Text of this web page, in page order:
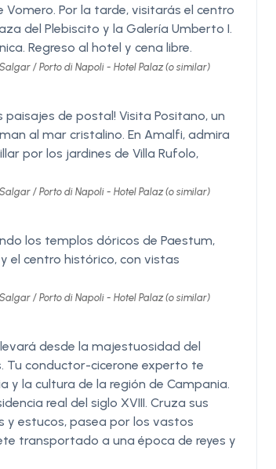
Vomero. Por la tarde, visitarás el centro
del Plebiscito y la Galería Umberto I.
Regreso al hotel y cena libre.
/ Porto di Napoli - Hotel Palaz (o similar)
de postal! Visita Positano, un
al mar cristalino. En Amalfi, admira
por los jardines de Villa Rufolo,
/ Porto di Napoli - Hotel Palaz (o similar)
los templos dóricos de Paestum,
el centro histórico, con vistas
/ Porto di Napoli - Hotel Palaz (o similar)
desde la majestuosidad del
Tu conductor-cicerone experto te
la cultura de la región de Campania.
real del siglo XVIII. Cruza sus
y estucos, pasea por los vastos
transportado a una época de reyes y